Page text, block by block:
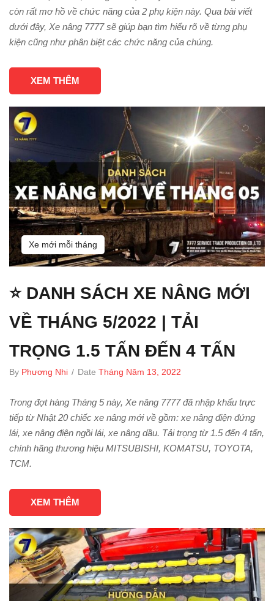
còn rất mơ hồ về chức năng của 2 phụ kiện này. Qua bài viết
dưới đây, Xe nâng 7777 sẽ giúp bạn tìm hiểu rõ về từng phụ
kiện cũng như phân biệt các chức năng của chúng.
XEM THÊM
Xe mới mỗi tháng
⭐ DANH SÁCH XE NÂNG MỚI
VỀ THÁNG 5/2022 | TẢI
TRỌNG 1.5 TẤN ĐẾN 4 TẤN
By Phương Nhi / Date Tháng Năm 13, 2022
Trong đợt hàng Tháng 5 này, Xe nâng 7777 đã nhập khẩu trực
tiếp từ Nhật 20 chiếc xe nâng mới về gồm: xe nâng điện đứng
lái, xe nâng điện ngồi lái, xe nâng dầu. Tải trọng từ 1.5 đến 4 tấn,
chính hãng thương hiệu MITSUBISHI, KOMATSU, TOYOTA,
TCM.
XEM THÊM